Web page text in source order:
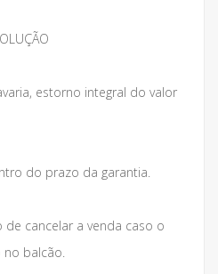
estorno integral do valor
do prazo da garantia.
cancelar a venda caso o
balcão.